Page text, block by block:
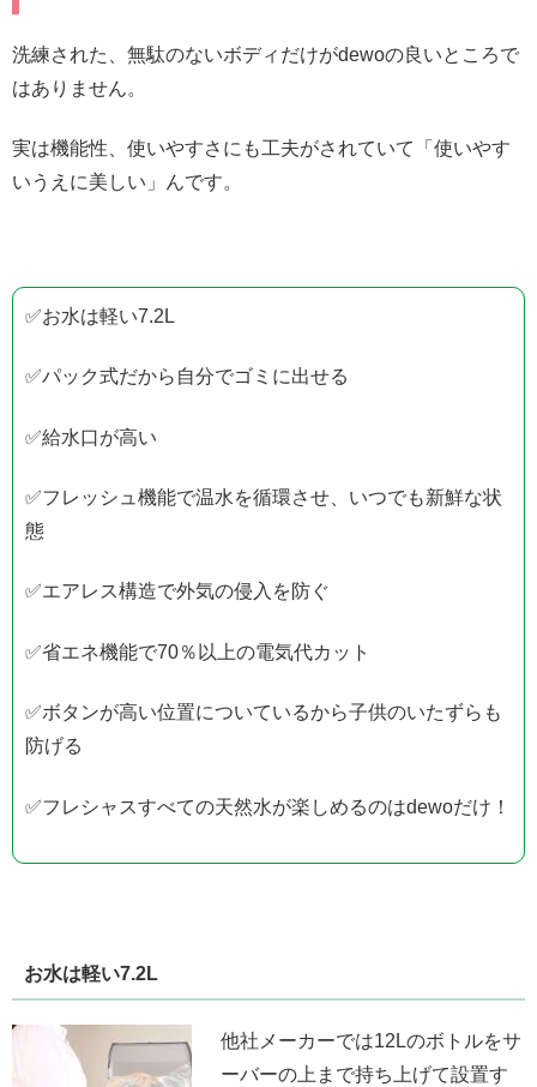
洗練された、無駄のないボディだけがdewoの良いところで
はありません。
実は機能性、使いやすさにも工夫がされていて「使いやす
いうえに美しい」んです。
✅お水は軽い7.2L
✅パック式だから自分でゴミに出せる
✅給水口が高い
✅フレッシュ機能で温水を循環させ、いつでも新鮮な状
態
✅エアレス構造で外気の侵入を防ぐ
✅省エネ機能で70％以上の電気代カット
✅ボタンが高い位置についているから子供のいたずらも
防げる
✅フレシャスすべての天然水が楽しめるのはdewoだけ！
お水は軽い7.2L
他社メーカーでは12Lのボトルをサ
ーバーの上まで持ち上げて設置す